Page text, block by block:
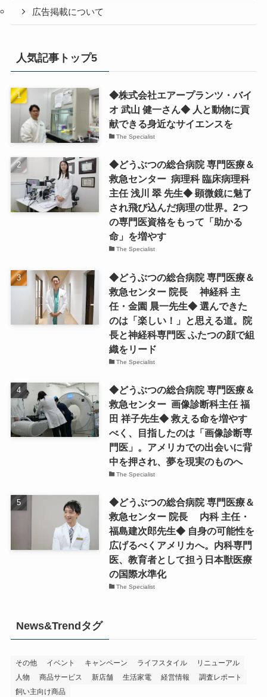
広告掲載について
人気記事トップ5
◆株式会社エアープランツ・バイ
オ 武山 健一さん◆ 人と動物に貢
献できる身近なサイエンスを
The Specialist
◆どうぶつの総合病院 専門医療＆
救急センター 病理科 臨床病理科
主任 浅川 翠 先生◆ 顕微鏡に魅了
され飛び込んだ病理の世界。2つ
の専門医資格をもって「助かる
命」を増やす
The Specialist
◆どうぶつの総合病院 専門医療＆
救急センター 院長 神経科 主
任・金園 晨一先生◆ 選んできた
のは「楽しい！」と思える道。院
長と神経科専門医 ふたつの顔で組
織をリード
The Specialist
◆どうぶつの総合病院 専門医療＆
救急センター 画像診断科主任 福
田 祥子先生◆ 救える命を増やす
べく、目指したのは「画像診断専
門医」。アメリカでの出会いに背
中を押され、夢を現実のものへ
The Specialist
◆どうぶつの総合病院 専門医療＆
救急センター 院長 内科 主任・
福島建次郎先生◆ 自身の可能性を
広げるべくアメリカへ。内科専門
医、教育者として担う日本獣医療
の国際水準化
The Specialist
News&Trendタグ
その他 イベント キャンペーン ライフスタイル
リニューアル
人物
商品サービス 新店舗 生活家電 経営情報
調査レポート
飼い主向け商品